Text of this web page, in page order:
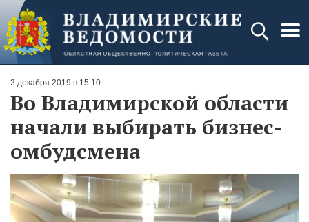
2 декабря 2019 в 15:10
Во Владимирской области
начали выбирать бизнес-
омбудсмена